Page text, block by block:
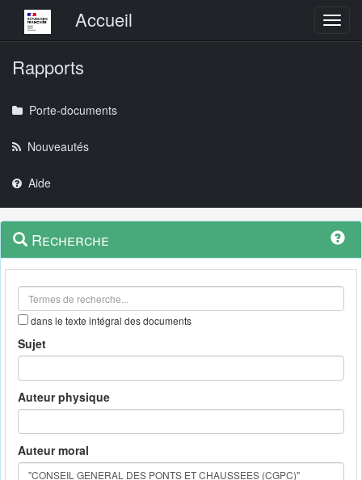
Menu principalAccueil
Rapports
Porte-documents
Nouveautés
Aide
Navigation
outils
Menu
contextuel
Recherche
dans le texte intégral des documents
Sujet
Auteur physique
Auteur moral